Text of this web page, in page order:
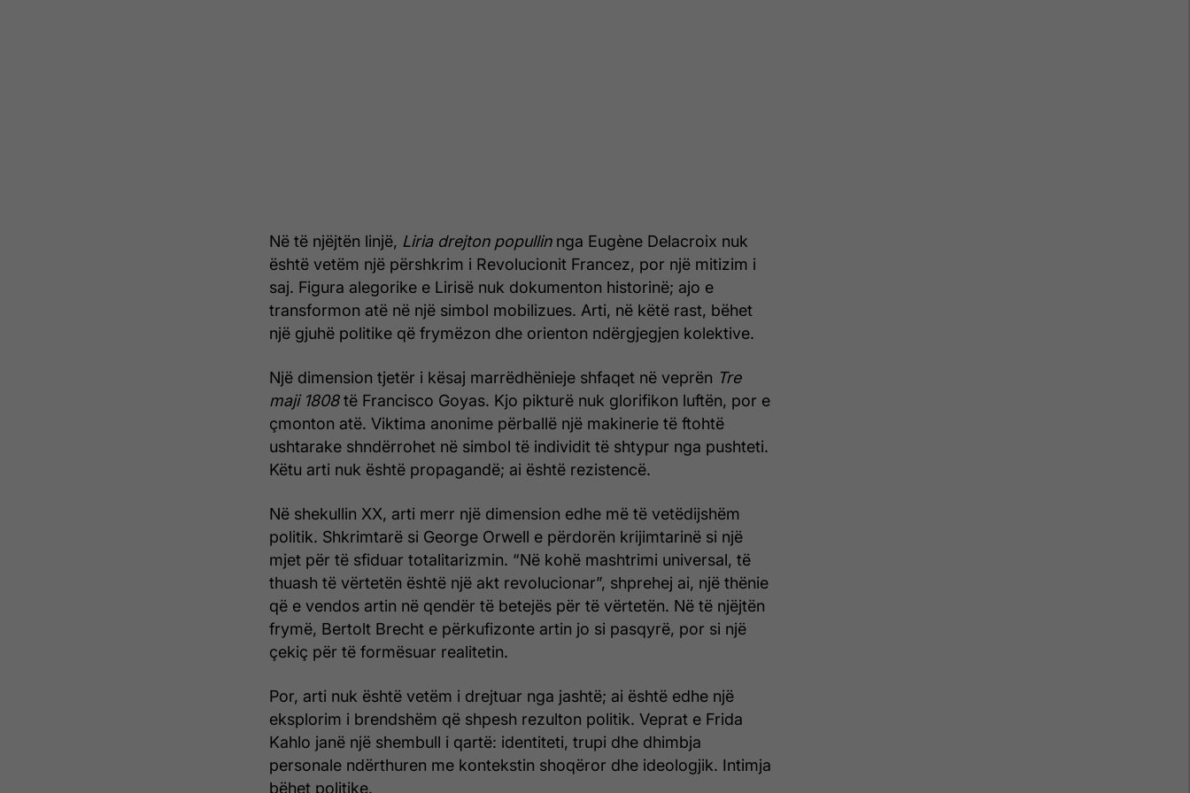
Në të njëjtën linjë, Liria drejton popullinnga Eugène Delacroix nuk
është vetëm një përshkrim i Revolucionit Francez, por një mitizim i
saj. Figura alegorike e Lirisë nuk dokumenton historinë; ajo e
transformon atë në një simbol mobilizues. Arti, në këtë rast, bëhet
një gjuhë politike që frymëzon dhe orienton ndërgjegjen kolektive.
Një dimension tjetër i kësaj marrëdhënieje shfaqet në veprën Tre
maji 1808të Francisco Goyas. Kjo pikturë nuk glorifikon luftën, por e
çmonton atë. Viktima anonime përballë një makinerie të ftohtë
ushtarake shndërrohet në simbol të individit të shtypur nga pushteti.
Këtu arti nuk është propagandë; ai është rezistencë.
Në shekullin XX, arti merr një dimension edhe më të vetëdijshëm
politik. Shkrimtarë si George Orwell e përdorën krijimtarinë si një
mjet për të sfiduar totalitarizmin. “Në kohë mashtrimi universal, të
thuash të vërtetën është një akt revolucionar”, shprehej ai, një thënie
që e vendos artin në qendër të betejës për të vërtetën. Në të njëjtën
frymë, Bertolt Brecht e përkufizonte artin jo si pasqyrë, por si një
çekiç për të formësuar realitetin.
Por, arti nuk është vetëm i drejtuar nga jashtë; ai është edhe një
eksplorim i brendshëm që shpesh rezulton politik. Veprat e Frida
Kahlo janë një shembull i qartë: identiteti, trupi dhe dhimbja
personale ndërthuren me kontekstin shoqëror dhe ideologjik. Intimja
bëhet politike.